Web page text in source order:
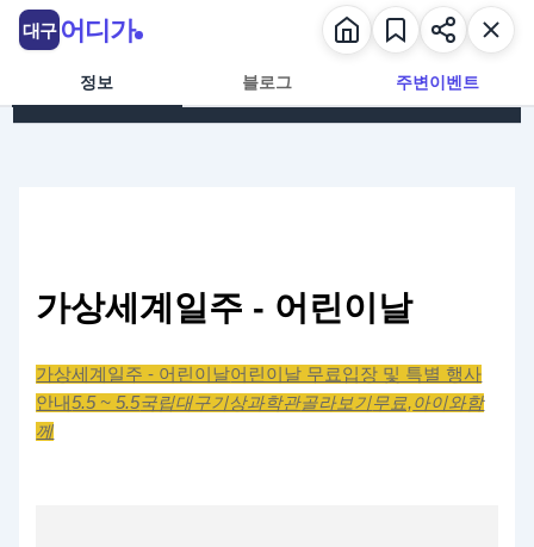
콘텐츠로 건너뛰기
정보 블로그 주변이벤트
가상세계일주 - 어린이날
가상세계일주 - 어린이날어린이날 무료입장 및 특별 행사
안내5.5 ~ 5.5국립대구기상과학관골라보기무료,아이와함
께
대구 어디가